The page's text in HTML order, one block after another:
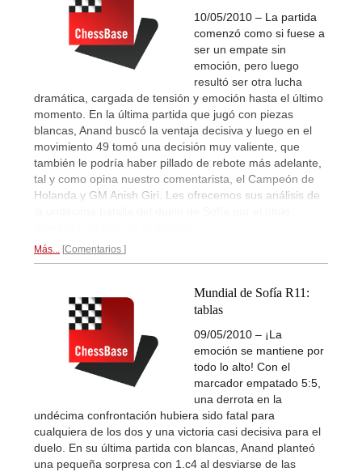
10/05/2010 – La partida
comenzó como si fuese a
ser un empate sin
emoción, pero luego
resultó ser otra lucha
dramática, cargada de tensión y emoción hasta el último
momento. En la última partida que jugó con piezas
blancas, Anand buscó la ventaja decisiva y luego en el
movimiento 49 tomó una decisión muy valiente, que
también le podría haber pillado de rebote más adelante,
tal y como opina nuestro comentarista, el Campeón de
Holanda y GM Anish Giri. Les ofrecemos sus análisis de
Más... Comentarios
Mundial de Sofía R11:
tablas
09/05/2010 – ¡La
emoción se mantiene por
todo lo alto! Con el
marcador empatado 5:5,
una derrota en la
undécima confrontación hubiera sido fatal para
cualquiera de los dos y una victoria casi decisiva para el
duelo. En su última partida con blancas, Anand planteó
una pequeña sorpresa con 1.c4 al desviarse de las